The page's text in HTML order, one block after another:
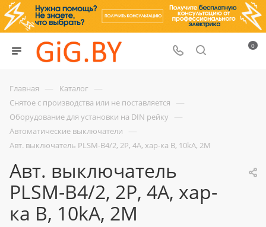
0
Главная — Каталог —
Снятое с производства или не поставляется —
Оборудование для установки на DIN рейку —
Автоматические выключатели —
Авт. выключатель PLSM-B4/2, 2P, 4A, хар-ка B, 10kA, 2M
Авт. выключатель
PLSM-B4/2, 2P, 4A, хар-
ка B, 10kA, 2M